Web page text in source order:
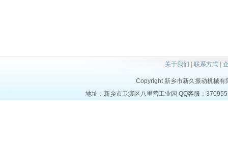
关于我们 | 联系方式|
Copyright 新乡市新久振动机械
地址：新乡市卫滨区八里营工业园 QQ客服：